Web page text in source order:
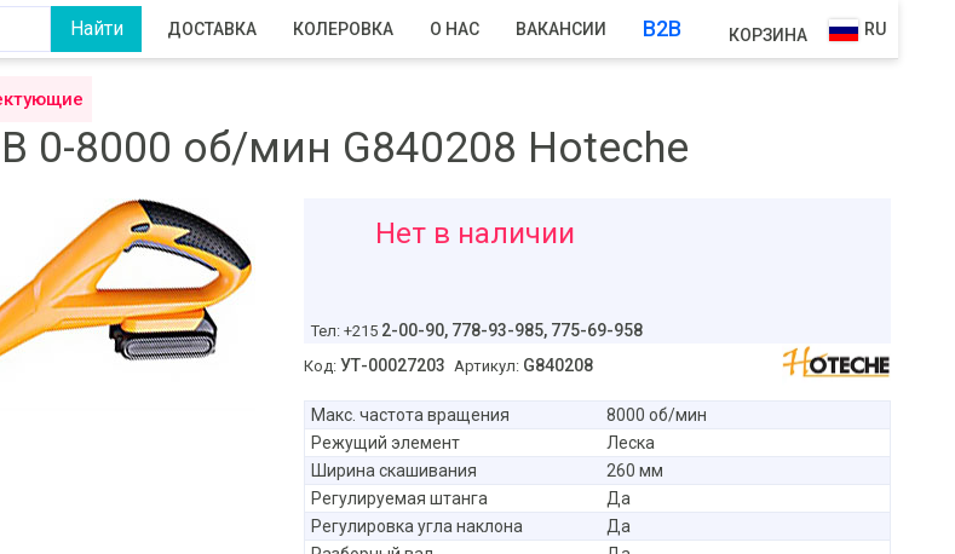
ДОСТАВКА КОЛЕРОВКА О НАС ВАКАНСИИ B2B КОРЗИНА RU
0-8000 об/мин G840208 Hoteche
Нет в наличии
1145руб
Тел: +215 2-00-90, 778-93-985, 775-69-958
Код: УТ-00027203 Артикул: G840208
Макс. частота вращения
8000 об/мин
Режущий элемент
Леска
Ширина скашивания
260 мм
Регулируемая штанга
Да
Регулировка угла наклона
Да